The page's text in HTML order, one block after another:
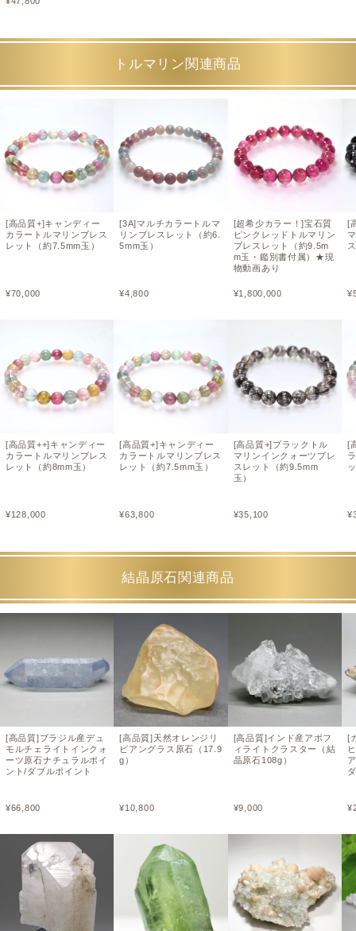
トルマリン関連商品
[高品質+]キャンディー
カラートルマリンブレス
レット（約7.5mm玉）
¥70,000
[高品質++]キャンディー
カラートルマリンブレス
レット（約8mm玉）
¥128,000
[3A]マルチカラートルマ
リンブレスレット（約6.
5mm玉）
¥4,800
[高品質+]キャンディー
カラートルマリンブレス
レット（約7.5mm玉）
¥63,800
[超希少カラー！]宝石質
ピンクレッドトルマリン
ブレスレット（約9.5m
m玉・鑑別書付属）★現
物動画あり
¥1,800,000
[高品質+]ブラックトル
マリンインクォーツブレ
スレット（約9.5mm
玉）
¥35,100
[
¥
[
¥
結晶原石関連商品
[高品質]ブラジル産デュ
モルチェライトインクォ
ーツ原石ナチュラルポイ
ント/ダブルポイント
¥66,800
[高品質]天然オレンジリ
ビアングラス原石（17.9
g）
¥10,800
[高品質]インド産アポフ
ィライトクラスター（結
晶原石108g）
¥9,000
[
¥